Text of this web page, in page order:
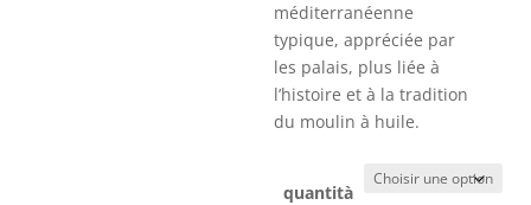
méditerranéenne
typique, appréciée par
les palais, plus liée à
l’histoire et à la tradition
du moulin à huile.
quantità